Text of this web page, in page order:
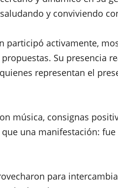
y conviviendo
participó activamente,
Su presencia
representan el
música, consignas
una manifestación:
para